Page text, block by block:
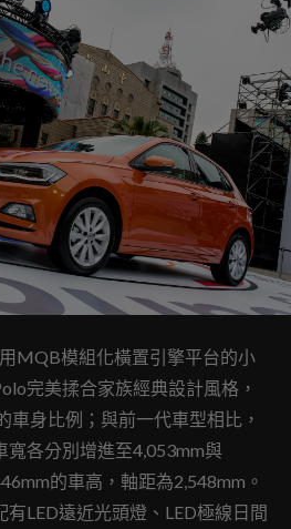
MQB模組化橫置引擎平台的小
完美揉合家族經典設計風格，
車身比例；與前一代車型相比，
寬各分別增進至4,053mm與
的車高，軸距為2,548mm。
有LED遠近光頭燈、LED極線日間